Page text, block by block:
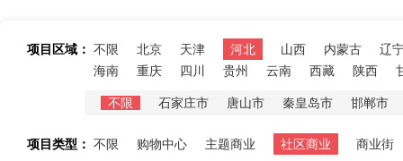
项目区域： 不限 北京 天津 河北 山西 内蒙古
辽
海南
重庆 四川 贵州 云南 西藏 陕西
不限 石家庄市 唐山市 秦皇岛市 邯郸市
项目类型： 不限 购物中心 主题商业 社区商业 商业街